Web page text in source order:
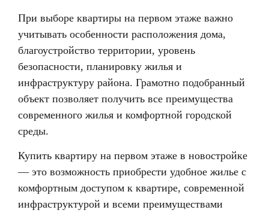
При выборе квартиры на первом этаже важно
учитывать особенности расположения дома,
благоустройство территории, уровень
безопасности, планировку жилья и
инфраструктуру района. Грамотно подобранный
объект позволяет получить все преимущества
современного жилья и комфортной городской
среды.
Купить квартиру на первом этаже в новостройке
— это возможность приобрести удобное жилье с
комфортным доступом к квартире, современной
инфраструктурой и всеми преимуществами